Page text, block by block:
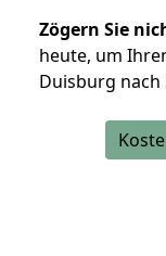
Zögern Sie
heute, um
Duisburg nach